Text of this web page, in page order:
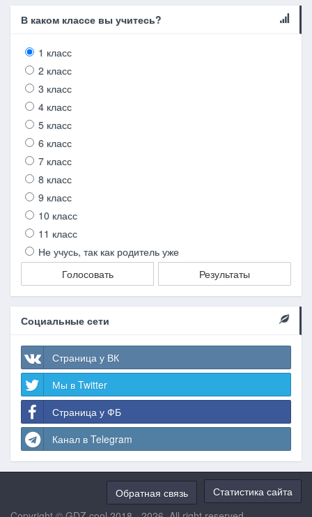
В каком классе вы учитесь?
1 класс
2 класс
3 класс
4 класс
5 класс
6 класс
7 класс
8 класс
9 класс
10 класс
11 класс
Не учусь, так как родитель уже
Голосовать
Результаты
Социальные сети
Страница у ВК
Мы в Twitter
Страница у ФБ
Канал в Telegram
Статистика сайта
Обратная связь